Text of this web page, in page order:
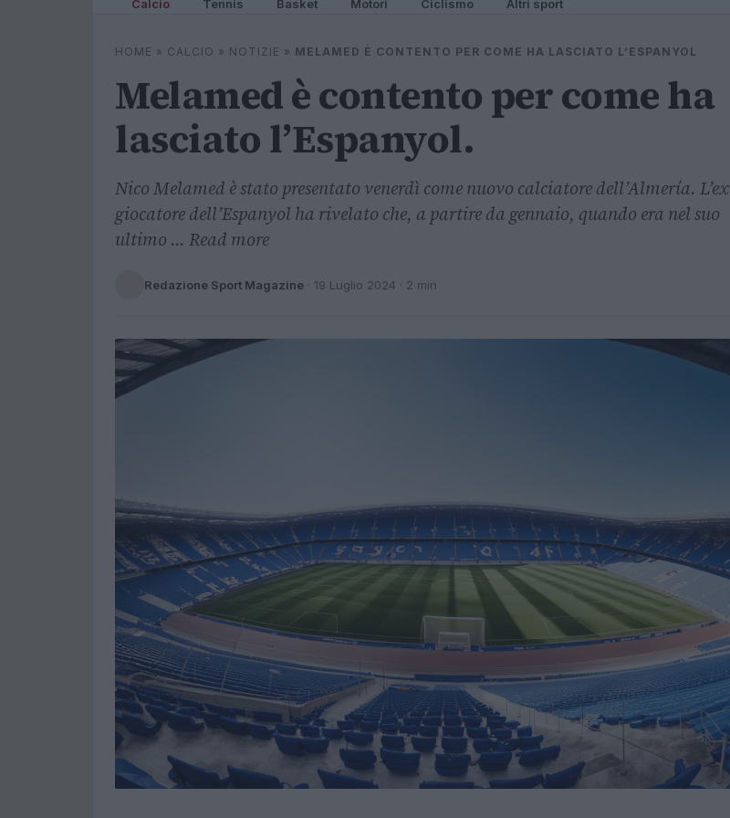
Calcio Tennis Basket Motori Ciclismo Altri sport
HOME » CALCIO » NOTIZIE » MELAMED È CONTENTO PER COME HA LASCIATO L’ESPANYOL
Melamed è contento per come ha
lasciato l’Espanyol.
Nico Melamed è stato presentato venerdì come nuovo calciatore dell’Almería. L’ex
giocatore dell’Espanyol ha rivelato che, a partire da gennaio, quando era nel suo
ultimo ... Read more
Redazione Sport Magazine · 19 Luglio 2024 · 2 min